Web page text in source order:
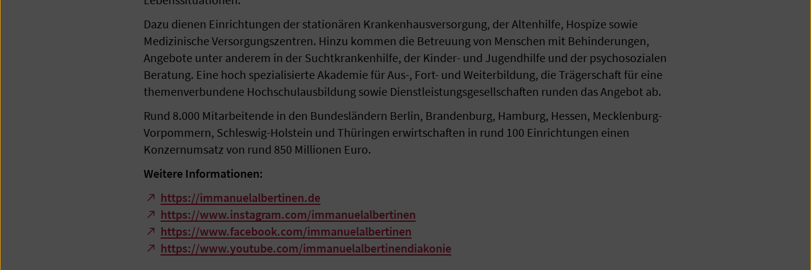
Dazu dienen Einrichtungen der stationären Krankenhausversorgung, der Altenhilfe, Hospize sowie
Medizinische Versorgungszentren. Hinzu kommen die Betreuung von Menschen mit Behinderungen,
Angebote unter anderem in der Suchtkrankenhilfe, der Kinder- und Jugendhilfe und der psychosozialen
Beratung. Eine hoch spezialisierte Akademie für Aus-, Fort- und Weiterbildung, die Trägerschaft für eine
themenverbundene Hochschulausbildung sowie Dienstleistungsgesellschaften runden das Angebot ab.
Rund 8.000 Mitarbeitende in den Bundesländern Berlin, Brandenburg, Hamburg, Hessen, Mecklenburg-
Vorpommern, Schleswig-Holstein und Thüringen erwirtschaften in rund 100 Einrichtungen einen
Konzernumsatz von rund 850 Millionen Euro.
Weitere Informationen:
https://immanuelalbertinen.de
https://www.instagram.com/immanuelalbertinen
https://www.facebook.com/immanuelalbertinen
https://www.youtube.com/immanuelalbertinendiakonie